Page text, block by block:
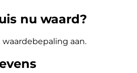
nu waard?
aan.